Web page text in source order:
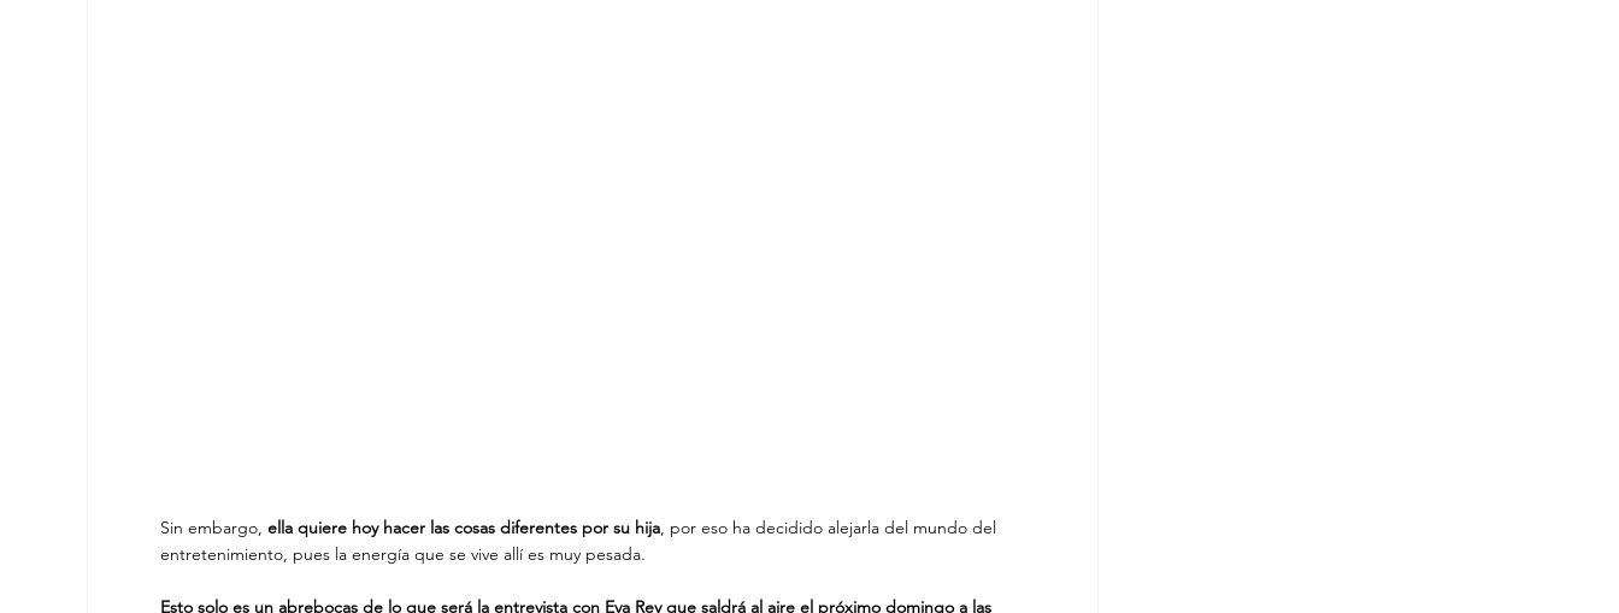
Sin embargo, ella quiere hoy hacer las cosas diferentes por su hija, por eso ha decidido alejarla del mundo del
entretenimiento, pues la energía que se vive allí es muy pesada.
Esto solo es un abrebocas de lo que será la entrevista con Eva Rey que saldrá al aire el próximo domingo a las